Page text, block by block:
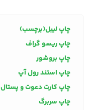
چاپ لیبل(برچسب)
چاپ ریسو گراف
چاپ بروشور
چاپ استند رول آپ
چاپ کارت دعوت و پستال
چاپ سربرگ